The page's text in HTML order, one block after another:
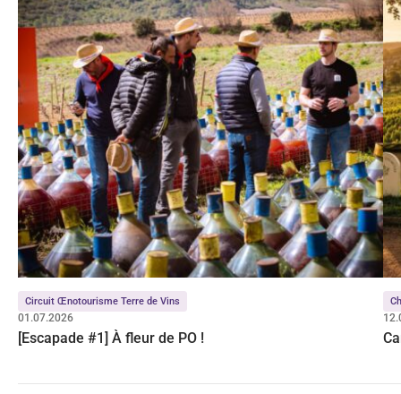
Circuit Œnotourisme Terre de Vins
01.07.2026
[Escapade #1] À fleur de PO !